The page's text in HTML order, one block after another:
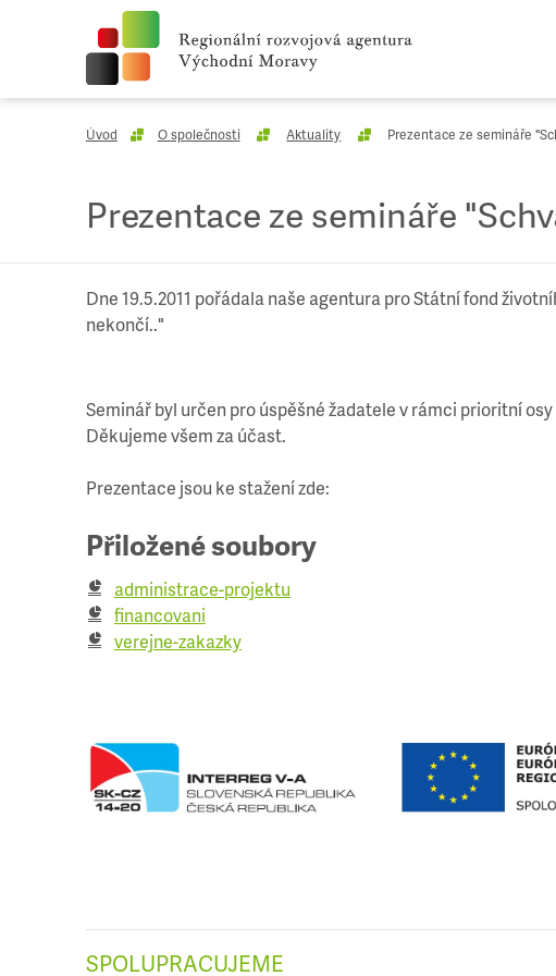
Úvod O společnosti Aktuality Prezentace ze semináře
Prezentace ze semináře
Dne 19.5.2011 pořádala naše agentura pro Státní fond
nekončí.."
Seminář byl určen pro úspěšné žadatele v rámci prioritní osy
Děkujeme všem za účast.
Prezentace jsou ke stažení zde:
Přiložené soubory
administrace-projektu
financovani
verejne-zakazky
SPOLUPRACUJEME